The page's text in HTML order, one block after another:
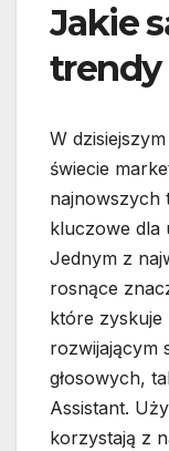
Jakie
trendy
W
świecie
najnowszych
kluczowe dla
Jednym z
rosnące
które zyskuje
rozwijającym
głosowych,
Assistant.
korzystają z